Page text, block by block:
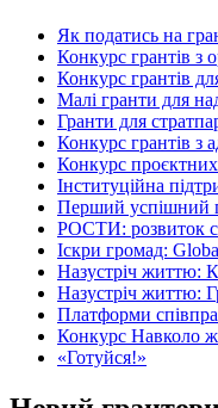
Як податись на
Конкурс грантів з
Конкурс грантів
Малі гранти для
Гранти для
Конкурс грантів з
Конкурс проєктних
Інституційна
Перший успішний
РОСТИ: розвиток
Іскри громад:
Назустріч життю:
Назустріч життю:
Платформи
Конкурс Навколо
«Готуйся!»